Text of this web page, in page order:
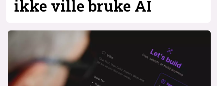
ikke ville bruke AI